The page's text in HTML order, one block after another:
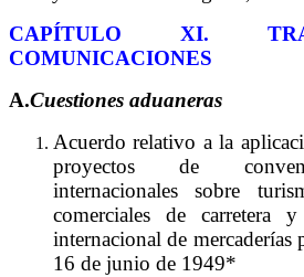
CAPÍTULO XI. T
COMUNICACIONES
A.Cuestiones aduaneras
Acuerdo relativo a la
proyectos de
internacionales sobre
comerciales de carretera
internacional de mercaderías
16 de junio de 1949*